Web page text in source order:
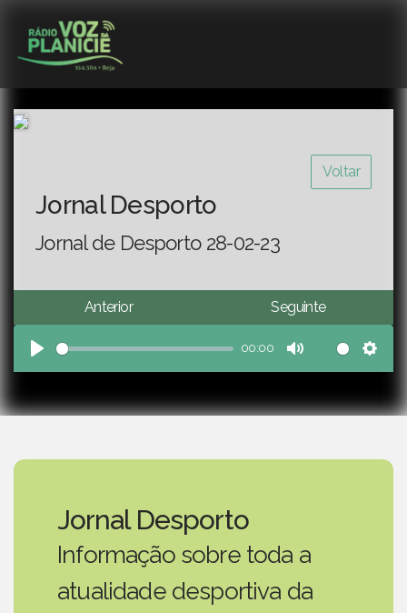
Voltar
Jornal Desporto
Jornal de Desporto 28-02-23
Anterior Seguinte
Play
00:00
Mute
Jornal Desporto
Informação sobre toda a
atualidade desportiva da